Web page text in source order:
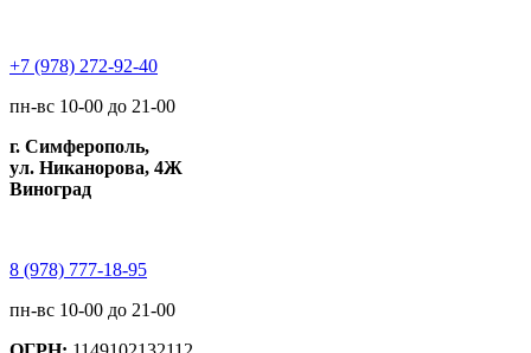
+7 (978) 272-92-40
пн-вс 10-00 до 21-00
г. Симферополь,
ул. Никанорова, 4Ж
Виноград
8 (978) 777-18-95
пн-вс 10-00 до 21-00